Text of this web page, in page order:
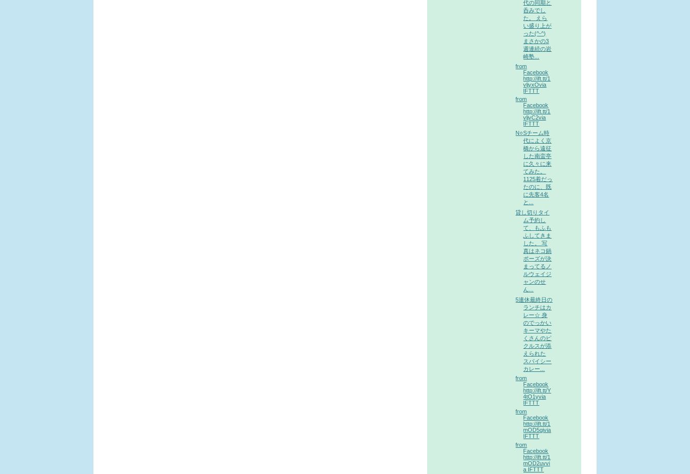
代の同期と
呑みでし
た。 えら
い盛り上が
った(^-^)
まさかの3
週連続の岩
崎塾...
from
Facebook
http://ift.tt/1
vljyxOvia
IFTTT
from
Facebook
http://ift.tt/1
vljvC2via
IFTTT
N○Sチーム時
代によく京
橋から遠征
した南蛮亭
に久々に来
てみた。
1125着だっ
たのに、既
に先客4名
と...
貸し切りタイ
ム予約し
て、もふも
ふしてきま
した。 写
真はネコ鍋
ポーズが決
まってるノ
ルウェイジ
ャンのせ
ん...
5連休最終日の
ランチはカ
レー☆ 身
のでっかい
キーマやた
くさんのピ
クルスが添
えられた
スパイシー
カレー...
from
Facebook
http://ift.tt/Y
4tO1yvia
IFTTT
from
Facebook
http://ift.tt/1
mOD5qivia
IFTTT
from
Facebook
http://ift.tt/1
mOD2uvvi
a IFTTT